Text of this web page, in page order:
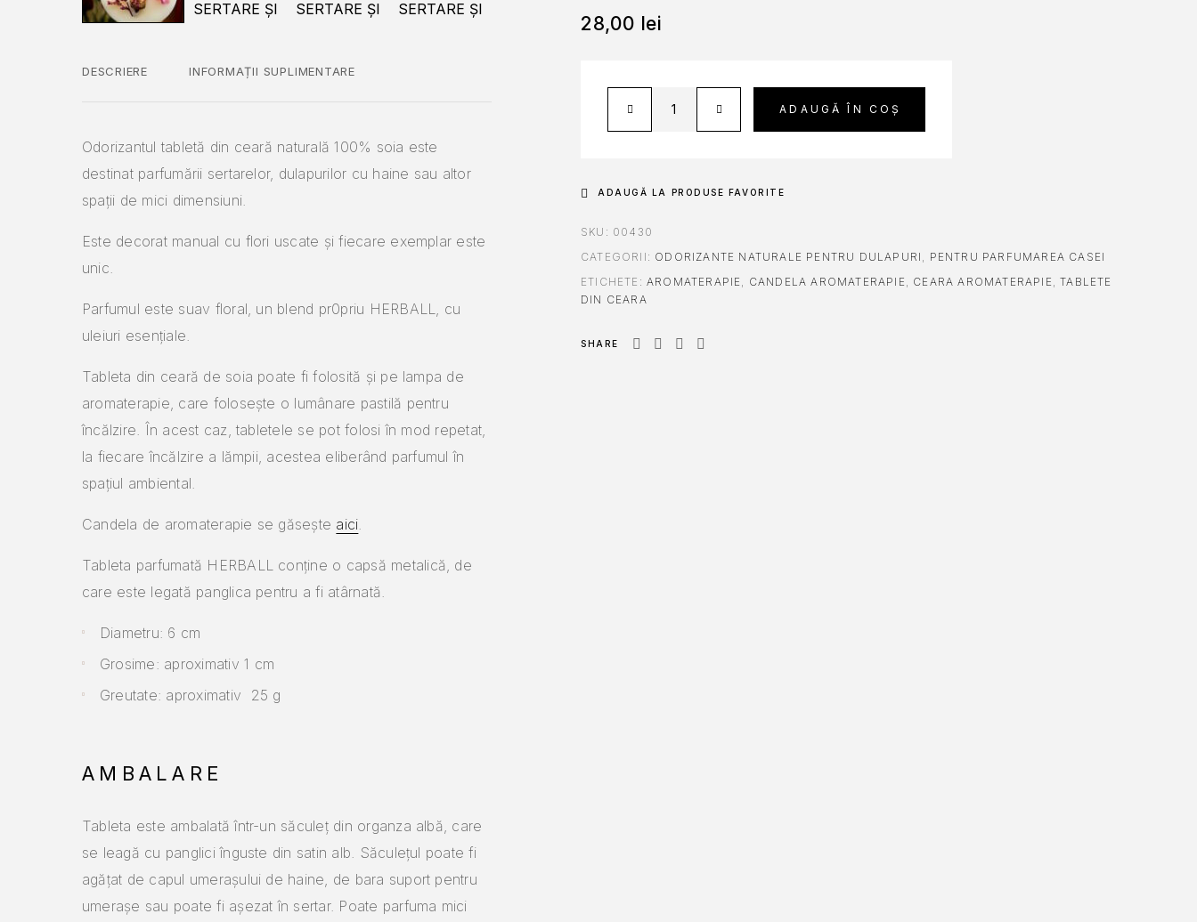
DESCRIERE INFORMAȚII SUPLIMENTARE
Odorizantul tabletă din ceară naturală 100% soia este
destinat parfumării sertarelor, dulapurilor cu haine sau altor
spații de mici dimensiuni.
Este decorat manual cu flori uscate și fiecare exemplar este
unic.
Parfumul este suav floral, un blend pr0priu HERBALL, cu
uleiuri esențiale.
Tableta din ceară de soia poate fi folosită și pe lampa de
aromaterapie, care folosește o lumânare pastilă pentru
încălzire. În acest caz, tabletele se pot folosi în mod repetat,
la fiecare încălzire a lămpii, acestea eliberând parfumul în
spațiul ambiental.
Candela de aromaterapie se găsește aici
Tableta parfumată HERBALL conține o capsă metalică, de
care este legată panglica pentru a fi atârnată.
Diametru: 6 cm
Grosime: aproximativ 1 cm
Greutate: aproximativ 25 g
AMBALARE
Tableta este ambalată într-un săculeț din organza albă, care
se leagă cu panglici înguste din satin alb. Săculețul poate fi
agățat de capul umerașului de haine, de bara suport pentru
umerașe sau poate fi așezat în sertar. Poate parfuma mici
28,00 lei
ADAUGĂ ÎN COȘ
ADAUGĂ LA PRODUSE FAVORITE
SKU: 00430
CATEGORII: ODORIZANTE NATURALE PENTRU DULAPURI , PENTRU PARFUMAREA CASEI
ETICHETE: AROMATERAPIE, CANDELA AROMATERAPIE, CEARA AROMATERAPIE,TABLETE
DIN CEARA
SHARE